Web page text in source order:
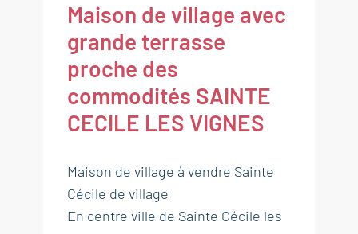
Maison de village avec
grande terrasse
proche des
commodités SAINTE
CECILE LES VIGNES
Maison de village à vendre Sainte
Cécile de village
En centre ville de Sainte Cécile les